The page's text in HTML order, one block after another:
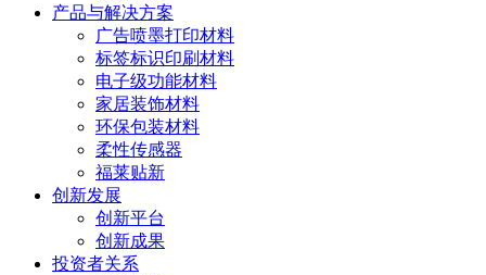
产品与解决方案
广告喷墨打印材料
标签标识印刷材料
电子级功能材料
家居装饰材料
环保包装材料
柔性传感器
福莱贴新
创新发展
创新平台
创新成果
投资者关系